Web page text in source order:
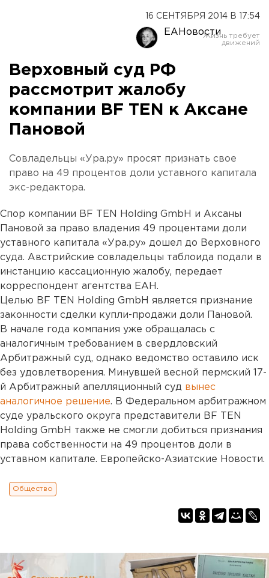
16 СЕНТЯБРЯ 2014 В 17:54
ЕАНовости
Верховный суд РФ
рассмотрит жалобу
компании BF TEN к Аксане
Пановой
Совладельцы «Ура.ру» просят признать свое
право на 49 процентов доли уставного капитала
экс-редактора.
Спор компании BF TEN Holding GmbH и Аксаны
Пановой за право владения 49 процентами доли
уставного капитала «Ура.ру» дошел до Верховного
суда. Австрийские совладельцы таблоида подали в
инстанцию кассационную жалобу, передает
корреспондент агентства ЕАН.
Целью BF TEN Holding GmbH является признание
законности сделки купли-продажи доли Пановой.
В начале года компания уже обращалась с
аналогичным требованием в свердловский
Арбитражный суд, однако ведомство оставило иск
без удовлетворения. Минувшей весной пермский 17-
й Арбитражный апелляционный суд вынес
аналогичное решение. В Федеральном арбитражном
суде уральского округа представители BF TEN
Holding GmbH также не смогли добиться признания
права собственности на 49 процентов доли в
уставном капитале. Европейско-Азиатские Новости.
Общество